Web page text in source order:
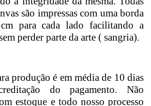
são impressas com uma borda
para cada lado facilitando a
perder parte da arte ( sangria).
produção é em média de 10 dias
do pagamento. Não
estoque e todo nosso processo